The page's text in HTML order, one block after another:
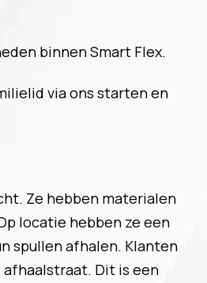
binnen Smart Flex.
via ons starten en
Ze hebben materialen
locatie hebben ze een
spullen afhalen. Klanten
afhaalstraat. Dit is een